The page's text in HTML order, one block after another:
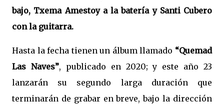
bajo, Txema Amestoy a la batería y Santi Cubero
con la guitarra.
Hasta la fecha tienen un álbum llamado “Quemad
Las Naves”, publicado en 2020; y este año 23
lanzarán su segundo larga duración que
terminarán de grabar en breve, bajo la dirección